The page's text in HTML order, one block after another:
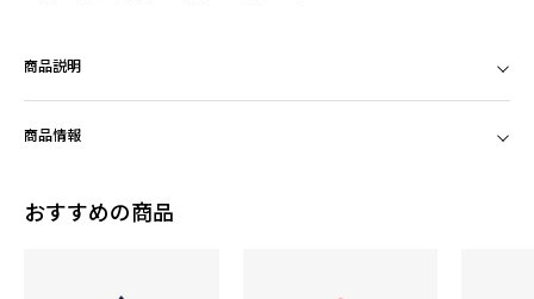
商品説明
商品情報
おすすめの商品